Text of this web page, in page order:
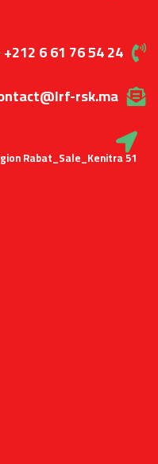
6 61 76 54 24
rsk.ma
Rabat_Sale_Kenitra